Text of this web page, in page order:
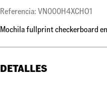
Referencia: VN000H4XCHO1
Mochila fullprint checkerboard
DETALLES